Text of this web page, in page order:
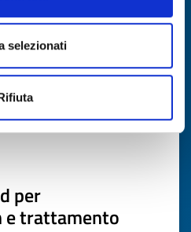
selezionati
per
e trattamento